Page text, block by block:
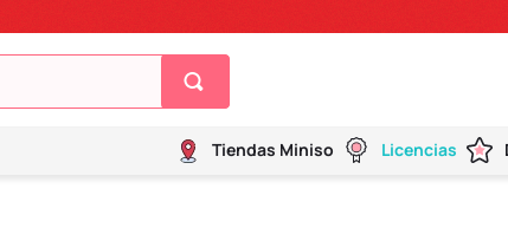
Tiendas Miniso Licencias